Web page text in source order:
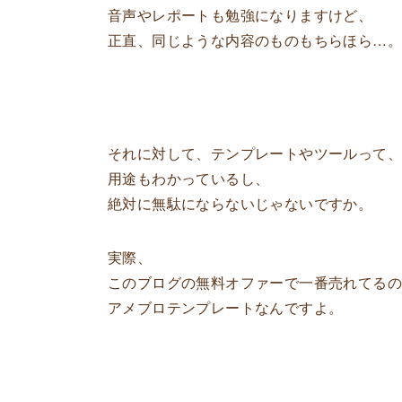
音声やレポートも勉強になりますけど、
正直、同じような内容のものもちらほら…。
それに対して、テンプレートやツールって、
用途もわかっているし、
絶対に無駄にならないじゃないですか。
実際、
このブログの無料オファーで一番売れてる
アメブロテンプレートなんですよ。